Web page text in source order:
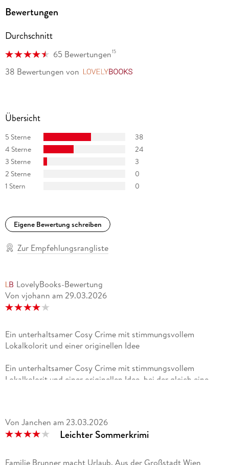
beTHRILLED die Krimi-Reihe um die Familie Brunner aus
Regionen Österreichs!
Mehr auf www. timeckhaus. com oder auf Instagram.
Bewertungen
Durchschnitt
65 Bewertungen15
38 Bewertungen von
Übersicht
5 Sterne
38
4 Sterne
24
3 Sterne
3
2 Sterne
0
1 Stern
0
Eigene Bewertung schreiben
Zur Empfehlungsrangliste
LovelyBooks-Bewertung
Von vjohann am 29.03.2026
Ein unterhaltsamer Cosy Crime mit stimmungsvollem
Lokalkolorit und einer originellen Idee
Ein unterhaltsamer Cosy Crime mit stimmungsvollem
Lokalkolorit und einer originellen Idee, bei der gleich eine
spannende Handlung dennoch bis zum Schluss für gute
Unterhaltung.
Von Janchen am 23.03.2026
Leichter Sommerkrimi
Familie Brunner macht Urlaub. Aus der Großstadt Wien